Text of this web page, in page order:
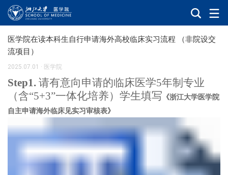
医学院在读本科生自行申请海外高校临床实习流程 （非院设交
流项目）
2025.07.01 · 医学院
Step1. 请有意向申请的临床医学5年制专业
（含“5+3”一体化培养）学生填写 《浙江大学医学院
自主申请海外临床见实习审核表》